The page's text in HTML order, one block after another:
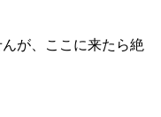
が、ここに来たら絶